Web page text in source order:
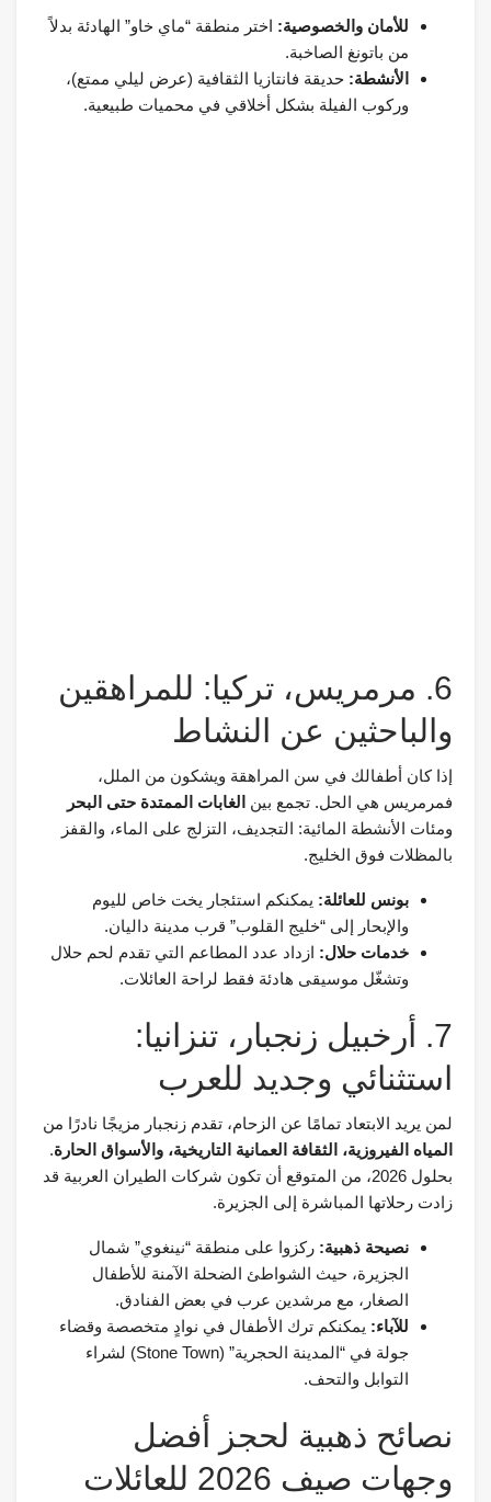
للأمان والخصوصية: اختر منطقة “ماي خاو” الهادئة بدلاً
من باتونغ الصاخبة.
الأنشطة: حديقة فانتازيا الثقافية (عرض ليلي ممتع)،
وركوب الفيلة بشكل أخلاقي في محميات طبيعية.
6. مرمريس، تركيا: للمراهقين
والباحثين عن النشاط
إذا كان أطفالك في سن المراهقة ويشكون من الملل،
فمرمريس هي الحل. تجمع بين الغابات الممتدة حتى البحر
ومئات الأنشطة المائية: التجديف، التزلج على الماء، والقفز
بالمظلات فوق الخليج.
بونس للعائلة: يمكنكم استئجار يخت خاص لليوم
والإبحار إلى “خليج القلوب” قرب مدينة داليان.
خدمات حلال: ازداد عدد المطاعم التي تقدم لحم حلال
وتشغّل موسيقى هادئة فقط لراحة العائلات.
7. أرخبيل زنجبار، تنزانيا:
استثنائي وجديد للعرب
لمن يريد الابتعاد تمامًا عن الزحام، تقدم زنجبار مزيجًا نادرًا من
المياه الفيروزية، الثقافة العمانية التاريخية، والأسواق الحارة.
بحلول 2026، من المتوقع أن تكون شركات الطيران العربية قد
زادت رحلاتها المباشرة إلى الجزيرة.
نصيحة ذهبية: ركزوا على منطقة “نينغوي” شمال
الجزيرة، حيث الشواطئ الضحلة الآمنة للأطفال
الصغار، مع مرشدين عرب في بعض الفنادق.
للآباء: يمكنكم ترك الأطفال في نوادٍ متخصصة وقضاء
جولة في “المدينة الحجرية” (Stone Town) لشراء
التوابل والتحف.
نصائح ذهبية لحجز أفضل
وجهات صيف 2026 للعائلات